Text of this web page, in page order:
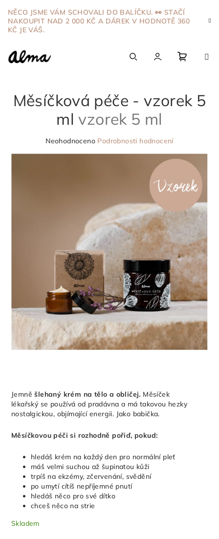
obsah
NĚCO JSME VÁM SCHOVALI DO BALÍČKU. 👀 STAČÍ
NAKOUPIT NAD 2 000 KČ A DÁREK V HODNOTĚ 360
KČ JE VÁŠ.
košík
Jemněšlehaný krém na tělo a obličej. Měsíček
lékařský se používá od pradávna a má takovou hezky
nostalgickou, objímající energii. Jako babička.
Měsíčkovou péči si rozhodně pořiď, pokud:
hledáš krém na každý den pro normální pleť
máš velmi suchou až šupinatou kůži
trpíš na ekzémy, zčervenání, svědění
po umytí cítíš nepříjemné pnutí
hledáš něco pro své dítko
chceš něco na strie
Skladem
Měsíčková péče - vzorek 5
mlvzorek 5 ml
Neohodnoceno Podrobnosti hodnocení